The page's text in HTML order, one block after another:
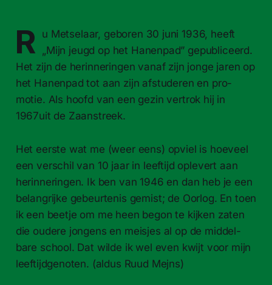
R u Met­se­laar, geboren 30 juni 1936, heeft
„Mijn jeugd op het Hanen­pad” gepub­liceerd.
Het zijn de herin­ner­in­gen vanaf zijn jonge jaren op
het Hanen­pad tot aan zijn afs­tud­eren en pro­
motie. Als hoofd van een gezin vertrok hij in
1967uit de Zaanstreek.
Het eerste wat me (weer eens) opviel is hoeveel
een ver­schil van 10 jaar in leeftijd oplev­ert aan
herin­ner­in­gen. Ik ben van 1946 en dan heb je een
belan­grijke gebeurte­nis gemist; de Oor­log. En toen
ik een beetje om me heen begon te kijken zaten
die oud­ere jon­gens en meis­jes al op de mid­del­
bare school. Dat wilde ik wel even kwijt voor mijn
leefti­jdgenoten. (aldus Ruud Mejns)